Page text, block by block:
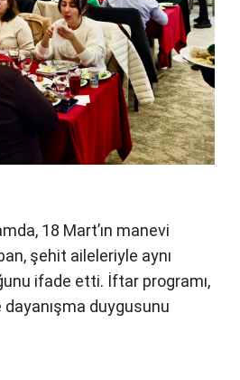
18 Mart’ın manevi
şehit aileleriyle aynı
ifade etti. İftar programı,
duygusunu